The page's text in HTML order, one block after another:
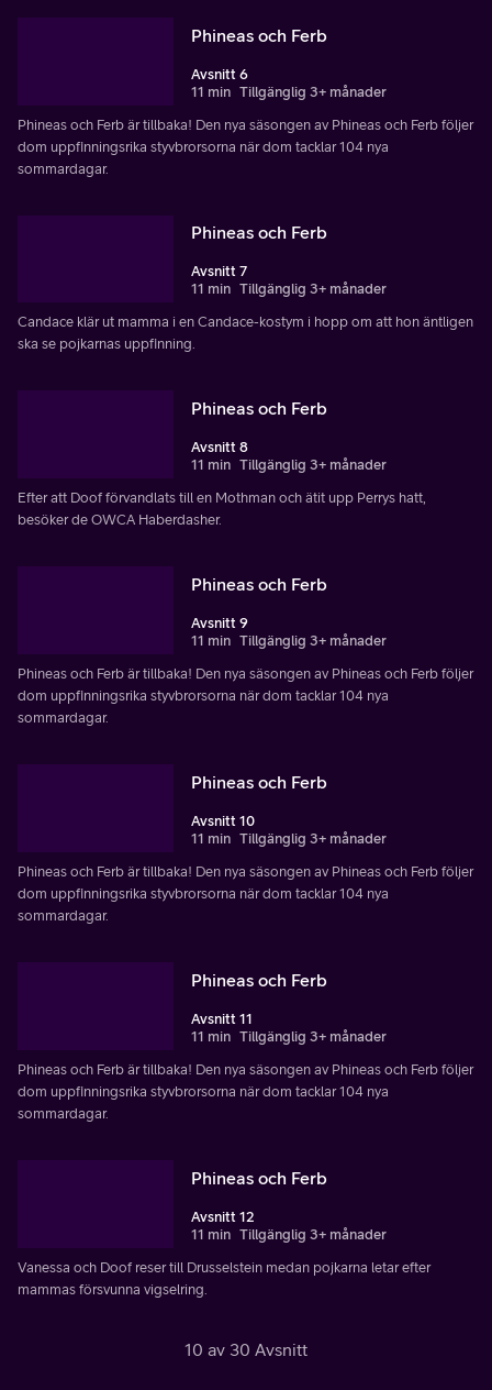
Phineas och Ferb
Avsnitt 6
11 min Tillgänglig 3+ månader
Phineas och Ferb är tillbaka! Den nya säsongen av Phineas och Ferb följer
dom uppfinningsrika styvbrorsorna när dom tacklar 104 nya
sommardagar.
Phineas och Ferb
Avsnitt 7
11 min Tillgänglig 3+ månader
Candace klär ut mamma i en Candace-kostym i hopp om att hon äntligen
ska se pojkarnas uppfinning.
Phineas och Ferb
Avsnitt 8
11 min Tillgänglig 3+ månader
Efter att Doof förvandlats till en Mothman och ätit upp Perrys hatt,
besöker de OWCA Haberdasher.
Phineas och Ferb
Avsnitt 9
11 min Tillgänglig 3+ månader
Phineas och Ferb är tillbaka! Den nya säsongen av Phineas och Ferb följer
dom uppfinningsrika styvbrorsorna när dom tacklar 104 nya
sommardagar.
Phineas och Ferb
Avsnitt 10
11 min Tillgänglig 3+ månader
Phineas och Ferb är tillbaka! Den nya säsongen av Phineas och Ferb följer
dom uppfinningsrika styvbrorsorna när dom tacklar 104 nya
sommardagar.
Phineas och Ferb
Avsnitt 11
11 min Tillgänglig 3+ månader
Phineas och Ferb är tillbaka! Den nya säsongen av Phineas och Ferb följer
dom uppfinningsrika styvbrorsorna när dom tacklar 104 nya
sommardagar.
Phineas och Ferb
Avsnitt 12
11 min Tillgänglig 3+ månader
Vanessa och Doof reser till Drusselstein medan pojkarna letar efter
mammas försvunna vigselring.
10 av 30 Avsnitt